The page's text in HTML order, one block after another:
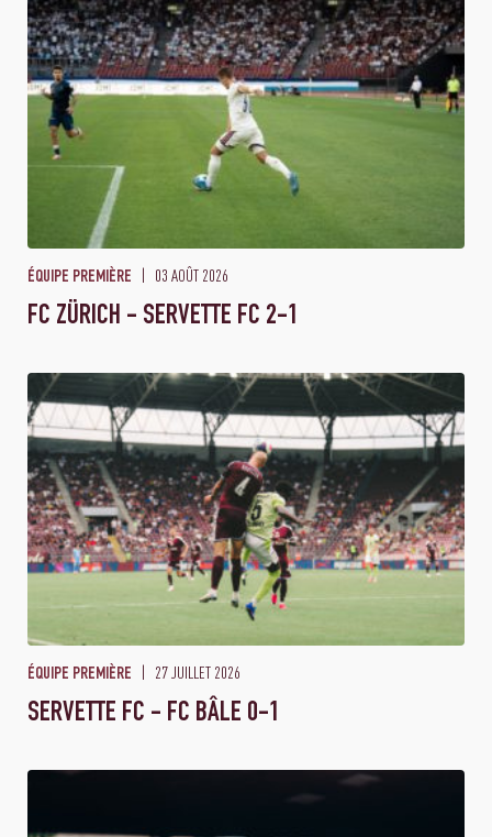
ÉQUIPE PREMIÈRE 03 AOÛT 2026
FC ZÜRICH - SERVETTE FC 2-1
ÉQUIPE PREMIÈRE 27 JUILLET 2026
SERVETTE FC - FC BÂLE 0-1